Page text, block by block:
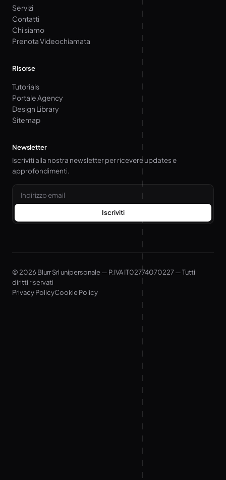
Servizi
Contatti
Chi siamo
Prenota Videochiamata
Risorse
Tutorials
Portale Agency
Design Library
Sitemap
Newsletter
Iscriviti alla nostra newsletter per ricevere updates e
approfondimenti.
Email
Iscriviti
© 2026 Blurr Srl unipersonale — P.IVA IT02774070227 — Tutti i
diritti riservati
Privacy PolicyCookie Policy